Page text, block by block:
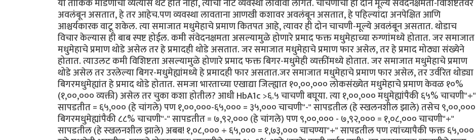
या तार्किक मांडणीचा व्यत्यास थेट होत नाही, त्याची नीट व्यवस्था लावावी लागते. चाचणीची ही दोन मूल्ये संवेदनक्षमता-विशिष्टतेवर
अवलंबून असतात, हे तर आहेच.पण व्यवस्था लावताना आणखी कशावर अवलंबून असतात, हे पहिल्यांदा अनपेक्षित आणि
आश्चर्यकारक वाटू शकेल. त्या समाजात मधुमेहाचे प्रमाण कितपत आहे, त्यावर ही दोन चाचणी-मूल्ये अवलंबून असतात. थोडाच
विचार केल्यास ही बाब स्पष्ट होईल. कमी संवेदनक्षमता असल्यामुळे होणारे प्रमाद फक्त मधुमेहाच्या रुग्णांमध्ये होतात. जर समाजात
मधुमेहाचे प्रमाण थोडे असेल तर हे प्रमादही थोडे असतात. जर समाजात मधुमेहाचे प्रमाण फार असेल, तर हे प्रमाद मोठ्या संख्येने
होतात. त्याउलट कमी विशिष्टता असल्यामुळे होणारे प्रमाद फक्त बिगर-मधुमेही व्यक्तींमध्ये होतात. जर समाजात मधुमेहाचे प्रमाण
थोडे असेल तर उरलेल्या बिगर-मधुमेह्यांमध्ये हे प्रमादही फार असतात.जर समाजात मधुमेहाचे प्रमाण फार असेल, तर उर्वरित थोड्या
बिगरमधुमेह्यांत हे प्रमाद थोडे होतात. समजा भारताच्या एखाद्या जिल्ह्यात १०,००,००० लोकसंख्येत मधुमेहाचे प्रमाण केवळ १०%
(१,००,००० व्यक्ती) असेल तर चुका कशा होतील? आधी HbA1c >६.५ चाचणी बघूया. त्या १,००,००० मधुमेह्यांपैकी ६५% चाचणी"+"
सापडतीत = ६५,००० (हे चांगले) पण १,००,०००-६५,००० = ३५,००० चाचणी"-" सापडतील (हे स्खलनशील झाले) तसेच ९,००,०००
बिगरमधुमेह्यांपैकी ८८% चाचणी"-" सापडतीत = ७,९२,००० (हे चांगले) पण ९,००,००० - ७,९२,००० = १,०८,००० चाचणी"+"
सापडतील (हे स्खलनशील झाले) अबब! १,०८,००० + ६५,००० = १,७३,००० चाचण्या"+" सापडतील पण त्यांच्यापैकी फक्त ६५,०००